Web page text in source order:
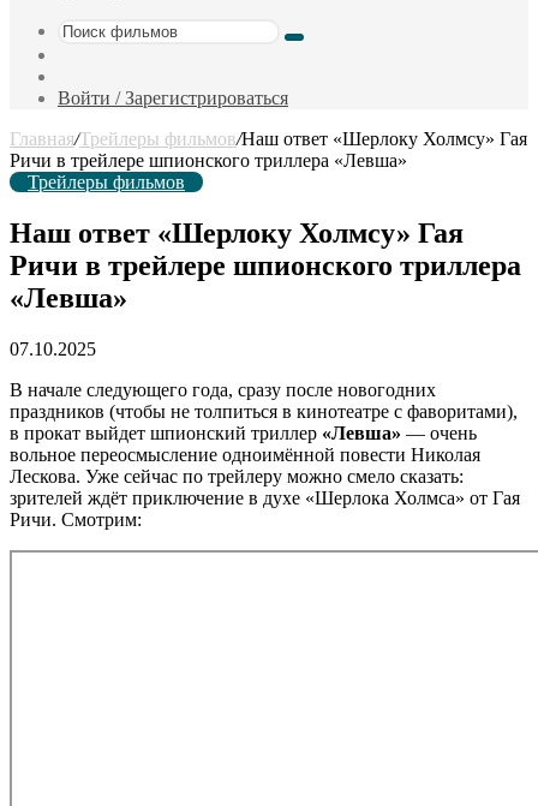
Поиск
фильм
Войти / Зарегистрироваться
Главная/Трейлеры фильмов/Наш ответ «Шерлоку Холмсу» Гая
Ричи в трейлере шпионского триллера «Левша»
Трейлеры фильмов
Наш ответ «Шерлоку Холмсу» Гая
Ричи в трейлере шпионского триллера
«Левша»
07.10.2025
В начале следующего года, сразу после новогодних
праздников (чтобы не толпиться в кинотеатре с фаворитами),
в прокат выйдет шпионский триллер «Левша» — очень
вольное переосмысление одноимённой повести Николая
Лескова. Уже сейчас по трейлеру можно смело сказать:
зрителей ждёт приключение в духе «Шерлока Холмса» от Гая
Ричи. Смотрим: